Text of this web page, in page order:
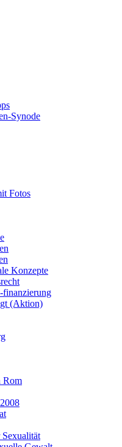
Synode
Fotos
Konzepte
finanzierung
(Aktion)
Rom